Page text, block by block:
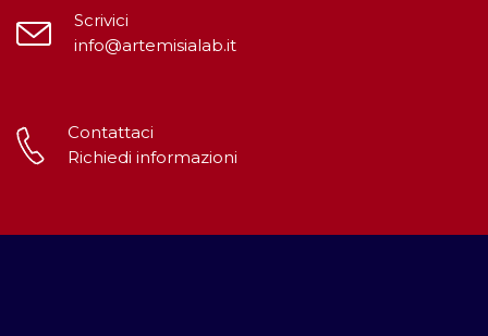
Scrivici
info@artemisialab.it
Contattaci
Richiedi informazioni